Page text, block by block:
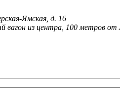
Ямская, д. 16
вагон из центра, 100 метров